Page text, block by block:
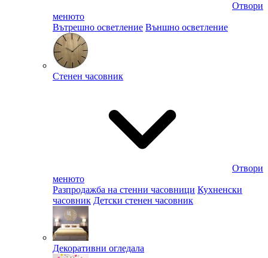
Отвори
менюто
Вътрешно осветление Външно осветление
Стенен часовник
Отвори
менюто
Разпродажба на стенни часовници Кухненски
часовник Детски стенен часовник
Декоративни огледала